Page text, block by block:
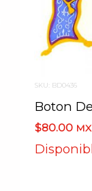
SKU: BD0436
$80.00